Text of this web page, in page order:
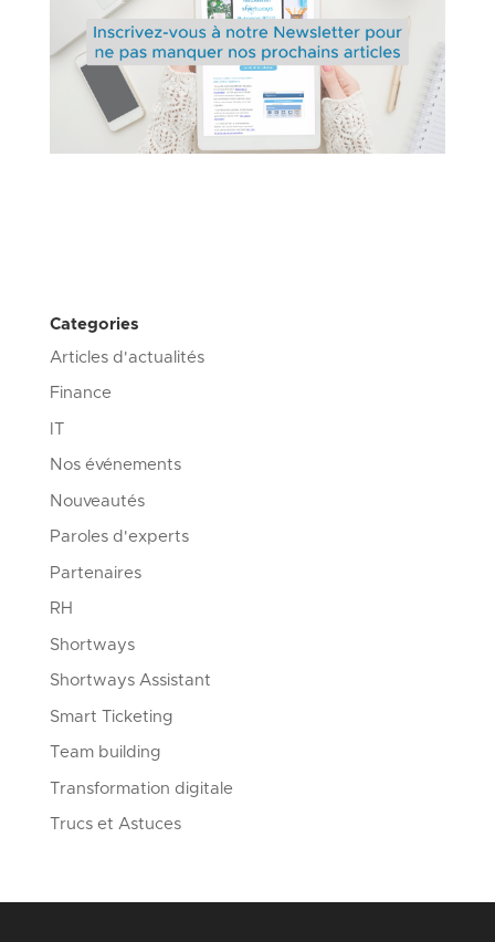
Categories
Articles d'actualités
Finance
Nos événements
Nouveautés
Paroles d'experts
Partenaires
RH
Shortways
Shortways Assistant
Smart Ticketing
Team building
Transformation digitale
Trucs et Astuces